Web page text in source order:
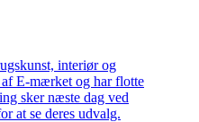
interiør og
E-mærket og har flotte
sker næste dag ved
at se deres udvalg.